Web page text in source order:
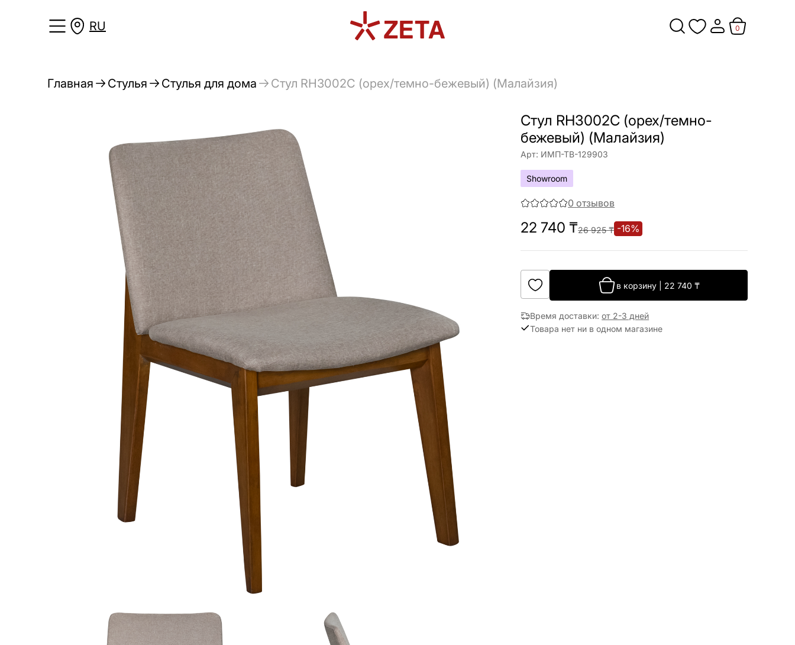
RU 0
Главная Стулья Стулья для дома Стул RH3002C (орех/темно-бежевый) (Малайзия)
Стул RH3002C (орех/темно-
бежевый) (Малайзия)
Арт: ИМП-ТВ-129903
Showroom
0 отзывов
22 740 ₸26 925₸ -16%
в корзину 22 740 ₸
Время доставки:от 2-3 дней
Товара нет ни в одном магазине